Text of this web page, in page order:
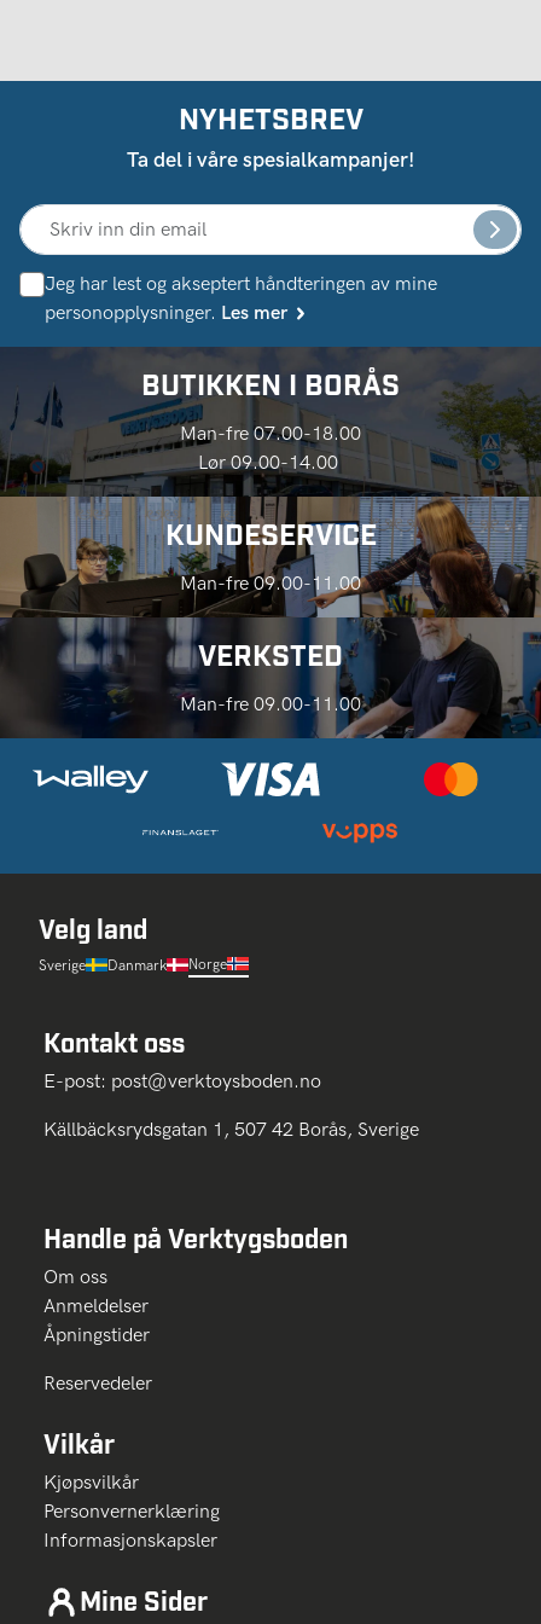
NYHETSBREV
Ta del i våre spesialkampanjer!
Jeg har lest og akseptert håndteringen av mine
personopplysninger. Les mer
BUTIKKEN I BORÅS
Man-fre 07.00-18.00
Lør 09.00-14.00
KUNDESERVICE
Man-fre 09.00-11.00
VERKSTED
Man-fre 09.00-11.00
Velg land
Sverige Danmark Norge
Kontakt oss
E-post: post@verktoysboden.no
Källbäcksrydsgatan 1, 507 42 Borås, Sverige
Handle på Verktygsboden
Om oss
Anmeldelser
Åpningstider
Reservedeler
Vilkår
Kjøpsvilkår
Personvernerklæring
Informasjonskapsler
Mine Sider